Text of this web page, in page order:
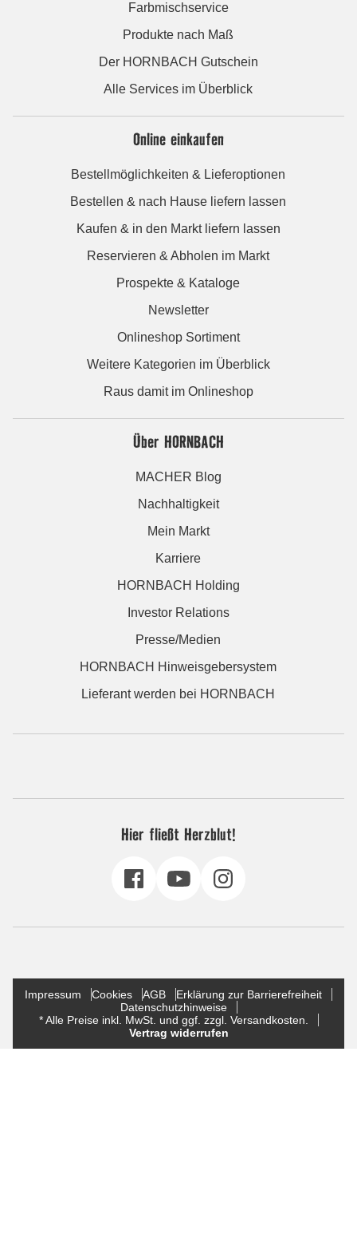
Farbmischservice
Produkte nach Maß
Der HORNBACH Gutschein
Alle Services im Überblick
Online einkaufen
Bestellmöglichkeiten & Lieferoptionen
Bestellen & nach Hause liefern lassen
Kaufen & in den Markt liefern lassen
Reservieren & Abholen im Markt
Prospekte & Kataloge
Newsletter
Onlineshop Sortiment
Weitere Kategorien im Überblick
Raus damit im Onlineshop
Über HORNBACH
MACHER Blog
Nachhaltigkeit
Mein Markt
Karriere
HORNBACH Holding
Investor Relations
Presse/Medien
HORNBACH Hinweisgebersystem
Lieferant werden bei HORNBACH
Hier fließt Herzblut!
Impressum Cookies AGB
Erklärung zur Barrierefreiheit
Datenschutzhinweise
* Alle Preise inkl. MwSt. und ggf. zzgl. Versandkosten.
Vertrag widerrufen